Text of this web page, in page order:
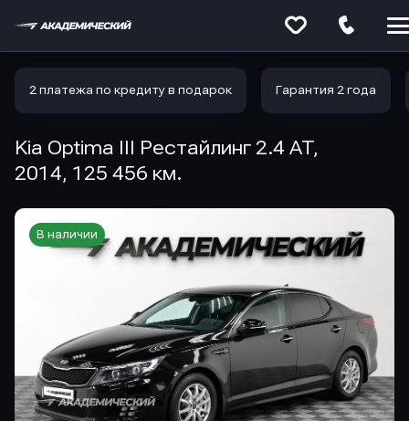
2 платежа по кредиту в подарок Гарантия 2 года
Kia Optima III Рестайлинг 2.4 AT,
2014, 125 456 км.
В наличии